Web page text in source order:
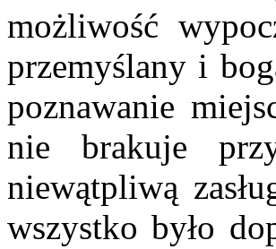
możliwość
przemyślany i
poznawanie
nie brakuje
niewątpliwą
wszystko było